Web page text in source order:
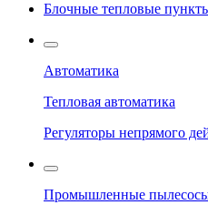
Блочные тепловые
Автоматика
Тепловая автоматика
Регуляторы непрямого
Промышленные